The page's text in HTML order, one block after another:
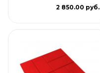
2 850.00 руб.